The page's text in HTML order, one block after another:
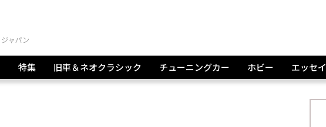
特集 旧車＆ネオクラシック チューニングカー ホビー エッセイ